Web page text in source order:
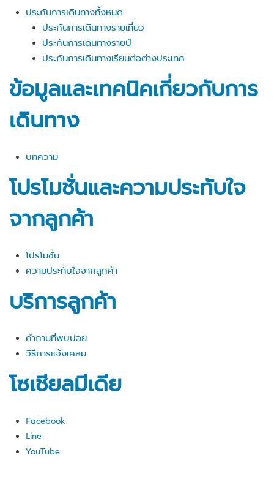
ประกันการเดินทางทั้งหมด
ประกันการเดินทางรายเที่ยว
ประกันการเดินทางรายปี
ประกันการเดินทางเรียนต่อต่างประเทศ
ข้อมูลและเทคนิคเกี่ยวกับการ
เดินทาง
บทความ
โปรโมชั่นและความประทับใจ
จากลูกค้า
โปรโมชั่น
ความประทับใจจากลูกค้า
บริการลูกค้า
คำถามที่พบบ่อย
วิธีการแจ้งเคลม
โซเชียลมีเดีย
Facebook
Line
YouTube